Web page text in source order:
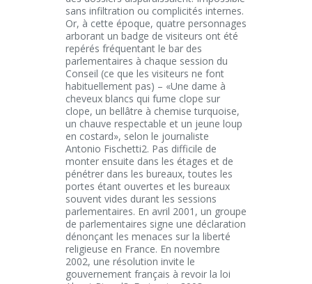
sans infiltration ou complicités internes.
Or, à cette époque, quatre personnages
arborant un badge de visiteurs ont été
repérés fréquentant le bar des
parlementaires à chaque session du
Conseil (ce que les visiteurs ne font
habituellement pas) – «Une dame à
cheveux blancs qui fume clope sur
clope, un bellâtre à chemise turquoise,
un chauve respectable et un jeune loup
en costard», selon le journaliste
Antonio Fischetti2. Pas difficile de
monter ensuite dans les étages et de
pénétrer dans les bureaux, toutes les
portes étant ouvertes et les bureaux
souvent vides durant les sessions
parlementaires. En avril 2001, un groupe
de parlementaires signe une déclaration
dénonçant les menaces sur la liberté
religieuse en France. En novembre
2002, une résolution invite le
gouvernement français à revoir la loi